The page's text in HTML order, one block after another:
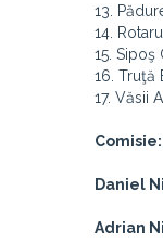
13.
14.
15.
16.
17.
Comisie:
Daniel
Adrian